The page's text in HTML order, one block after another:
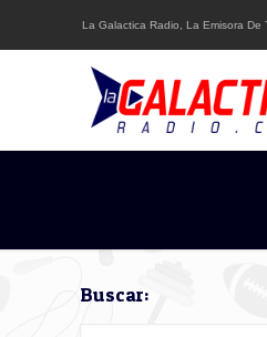
La Galactica Radio, La Emisora De
Buscar: